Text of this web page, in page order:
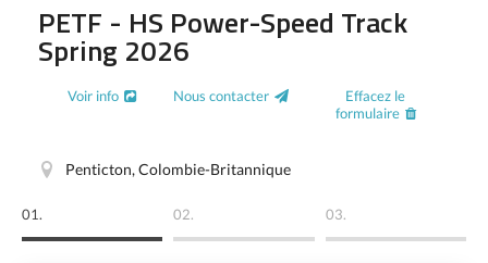
PETF - HS Power-Speed Track
Spring 2026
Voir info Nous contacter
Effacez le
formulaire
Penticton, Colombie-Britannique
01. 02. 03.